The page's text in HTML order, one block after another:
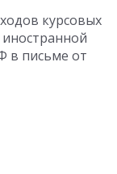
курсовых
в письме от